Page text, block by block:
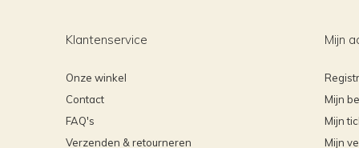
Klantenservice
Onze winkel
Contact
FAQ's
Verzenden & retourneren
Mijn
Mijn
Mijn
Mijn